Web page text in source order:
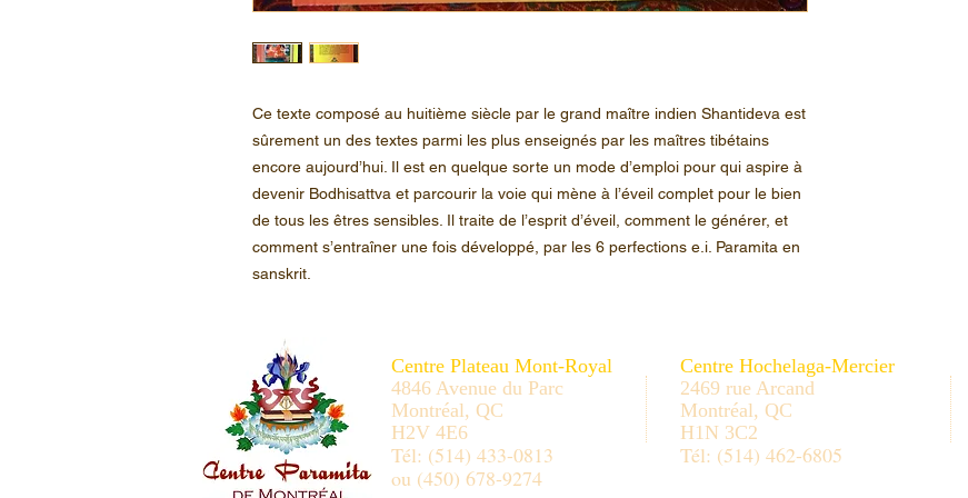
Ce texte composé au huitième siècle par le grand maître indien Shantideva est
sûrement un des textes parmi les plus enseignés par les maîtres tibétains
encore aujourd’hui. Il est en quelque sorte un mode d’emploi pour qui aspire à
devenir Bodhisattva et parcourir la voie qui mène à l’éveil complet pour le bien
de tous les êtres sensibles. Il traite de l’esprit d’éveil, comment le générer, et
comment s’entraîner une fois développé, par les 6 perfections e.i. Paramita en
sanskrit.
Centre Plateau Mont-Royal
4846 Avenue du Parc
Montréal, QC
H2V 4E6
Tél: (514) 433-0813
ou (450) 678-9274
Centre Hochelaga-Mercier
2469 rue Arcand
Montréal, QC
H1N 3C2
Tél: (514) 462-6805